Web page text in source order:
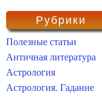
Рубрики
Полезные статьи
Античная литература
Астрология
Астрология. Гадание